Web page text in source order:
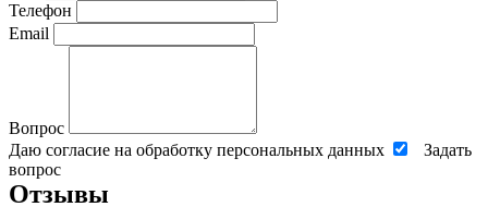
Телефон
Email
Вопрос
Даю согласие на обработку персональных данных
Задать
вопрос
Отзывы